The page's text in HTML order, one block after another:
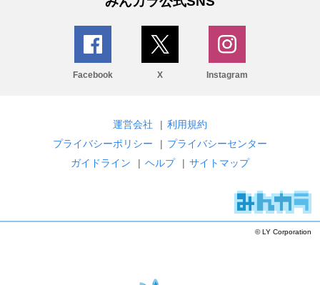
Facebook X Instagram
運営会社 | 利用規約
プライバシーポリシー
| プライバシーセンター
ガイドライン
| ヘルプ | サイトマップ
© LY Corporation